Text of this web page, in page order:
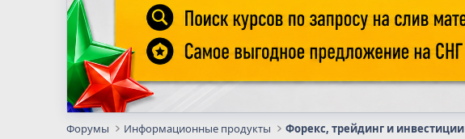
Форумы Информационные продукты Форекс, трейдинг и инвестиции